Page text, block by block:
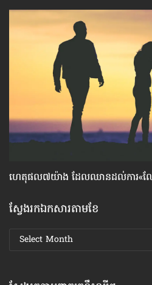
ហេតុផល៧យ៉ាង ដែល​ឈាន​ដល់​ការ«ល
ស្វែងរកឯកសារតាមខែ
ស្វែងរក
ឯកសារ